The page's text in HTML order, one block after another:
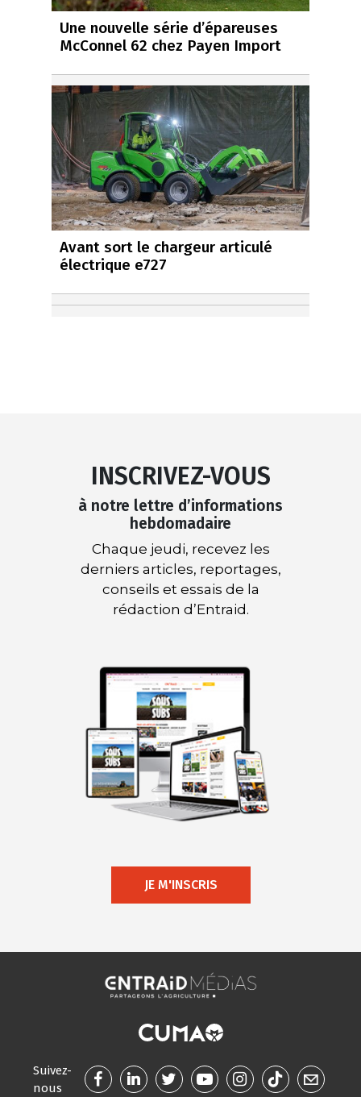
Une nouvelle série d’épareuses
McConnel 62 chez Payen Import
Avant sort le chargeur articulé
électrique e727
INSCRIVEZ-VOUS
à notre lettre d’informations
hebdomadaire
Chaque jeudi, recevez les
derniers articles, reportages,
conseils et essais de la
rédaction d’Entraid.
JE M'INSCRIS
Suivez-
nous